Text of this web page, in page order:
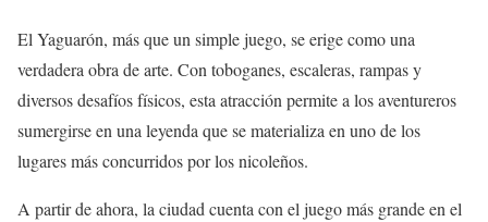
El Yaguarón, más que un simple juego, se erige como una
verdadera obra de arte. Con toboganes, escaleras, rampas y
diversos desafíos físicos, esta atracción permite a los aventureros
sumergirse en una leyenda que se materializa en uno de los
lugares más concurridos por los nicoleños.
A partir de ahora, la ciudad cuenta con el juego más grande en el